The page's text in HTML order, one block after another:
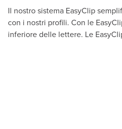
Il nostro sistema EasyClip
con i nostri profili. Con le
inferiore delle lettere. Le